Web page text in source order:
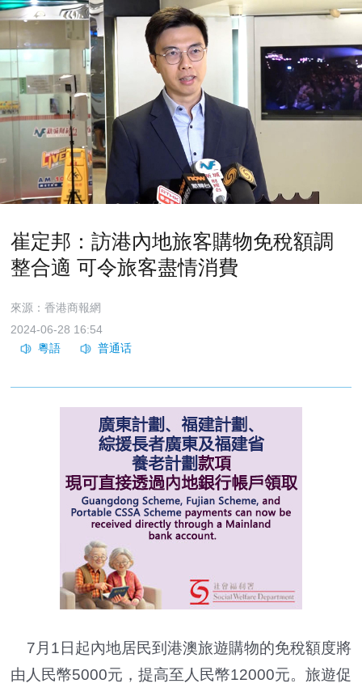
崔定邦：訪港內地旅客購物免稅額調
整合適 可令旅客盡情消費
來源：香港商報網
2024-06-28 16:54
7月1日起內地居民到港澳旅遊購物的免稅額度將
由人民幣5000元，提高至人民幣12000元。旅遊促